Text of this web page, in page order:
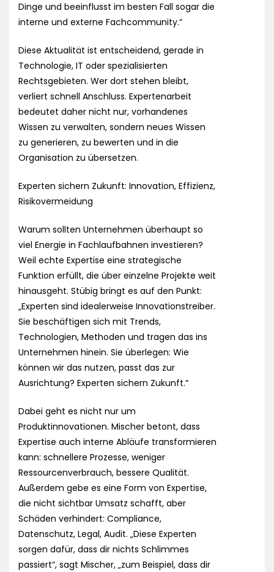
Dinge und beeinflusst im besten Fall sogar die
interne und externe Fachcommunity.“
Diese Aktualität ist entscheidend, gerade in
Technologie, IT oder spezialisierten
Rechtsgebieten. Wer dort stehen bleibt,
verliert schnell Anschluss. Expertenarbeit
bedeutet daher nicht nur, vorhandenes
Wissen zu verwalten, sondern neues Wissen
zu generieren, zu bewerten und in die
Organisation zu übersetzen.
Experten sichern Zukunft: Innovation, Effizienz,
Risikovermeidung
Warum sollten Unternehmen überhaupt so
viel Energie in Fachlaufbahnen investieren?
Weil echte Expertise eine strategische
Funktion erfüllt, die über einzelne Projekte weit
hinausgeht. Stübig bringt es auf den Punkt:
„Experten sind idealerweise Innovationstreiber.
Sie beschäftigen sich mit Trends,
Technologien, Methoden und tragen das ins
Unternehmen hinein. Sie überlegen: Wie
können wir das nutzen, passt das zur
Ausrichtung? Experten sichern Zukunft.“
Dabei geht es nicht nur um
Produktinnovationen. Mischer betont, dass
Expertise auch interne Abläufe transformieren
kann: schnellere Prozesse, weniger
Ressourcenverbrauch, bessere Qualität.
Außerdem gebe es eine Form von Expertise,
die nicht sichtbar Umsatz schafft, aber
Schäden verhindert: Compliance,
Datenschutz, Legal, Audit. „Diese Experten
sorgen dafür, dass dir nichts Schlimmes
passiert“, sagt Mischer, „zum Beispiel, dass dir